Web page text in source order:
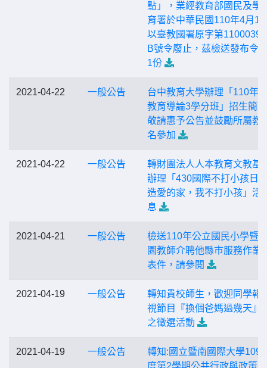
點」，業經教育部國民及學
育署於中華民國110年4月19
以臺教國署原字第
B號令廢止，茲檢送發布令
1份
2021-04-22 一般公告
台中教育大學辦理「110年
教育導論3學分班」招生簡
敬請惠予公告並鼓勵所屬教
名參加
2021-04-22 一般公告
轉財團法人人本教育文教基
辦理「430國際不打小孩日
造愛的家，我不打小孩」活
息
2021-04-21 一般公告
檢送110年公立國民小學暨
園教師介聘他縣巿服務作業
表件，請參閱
2021-04-19 一般公告
轉知貴校師生，歡迎同學報
視節目『換個爸媽過幾天』
之徵選活動
2021-04-19 一般公告
轉知:國立暨南國際大學109
度第2學期公共行政與政策